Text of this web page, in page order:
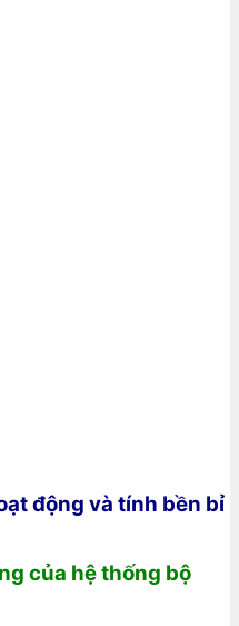
động và tính bền bỉ
của hệ thống bộ